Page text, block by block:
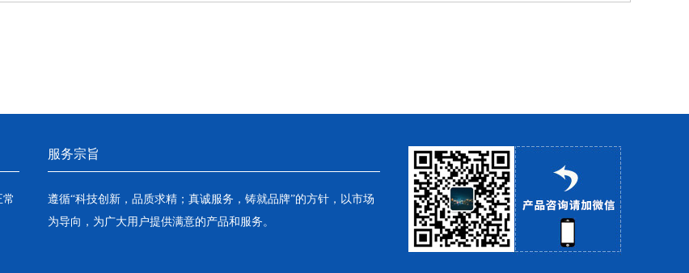
服务宗旨
遵循“科技创新，品质求精；真诚服务，铸就品牌”的方针，以市场
为导向，为广大用户提供满意的产品和服务。